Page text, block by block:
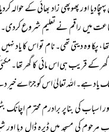
اور پھوپھی زاد بھائی کے حوالہ
جماعت میں راقم نے تعلیم شروع
پکا وہ دیتی تھی۔ نام تو اس کا یاد
قریب ہی اس مائی کا گھر تھا۔ مکئی
یاد ہے۔ اللہ تعالیٰ اس کو جزاے
اسباب کی بناپر برادرم محترم
مرحوم کی مسجد میں ڈیرہ ڈال دیا